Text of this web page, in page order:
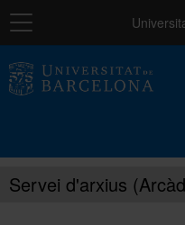
Navegació
Servei d'arxius